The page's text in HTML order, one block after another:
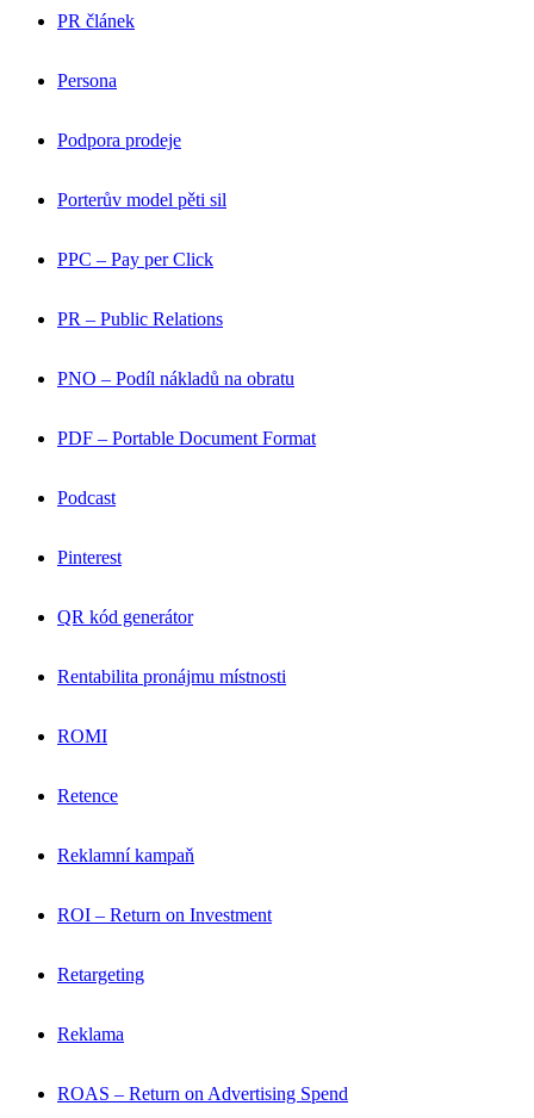
PR článek
Persona
Podpora prodeje
Porterův model pěti sil
PPC – Pay per Click
PR – Public Relations
PNO – Podíl nákladů na obratu
PDF – Portable Document Format
Podcast
Pinterest
QR kód generátor
Rentabilita pronájmu místnosti
ROMI
Retence
Reklamní kampaň
ROI – Return on Investment
Retargeting
Reklama
ROAS – Return on Advertising Spend